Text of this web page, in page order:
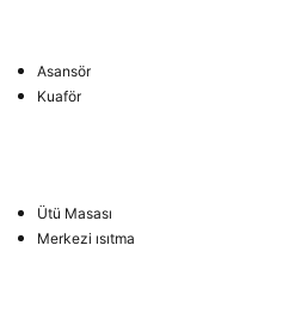
Asansör
Kuaför
Ütü Masası
Merkezi ısıtma